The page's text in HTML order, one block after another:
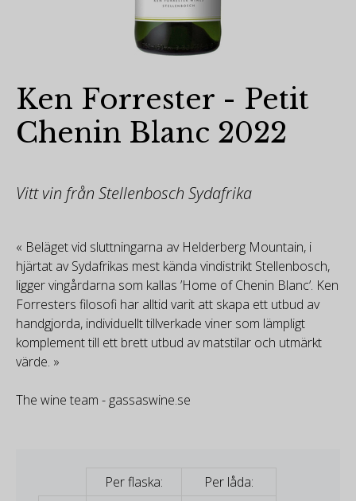
Ken Forrester - Petit
Chenin Blanc 2022
Vitt vin från Stellenbosch Sydafrika
« Beläget vid sluttningarna av Helderberg Mountain, i
hjärtat av Sydafrikas mest kända vindistrikt Stellenbosch,
ligger vingårdarna som kallas ’Home of Chenin Blanc’. Ken
Forresters filosofi har alltid varit att skapa ett utbud av
handgjorda, individuellt tillverkade viner som lämpligt
komplement till ett brett utbud av matstilar och utmärkt
värde. »
The wine team - gassaswine.se
Per flaska: Per låda: